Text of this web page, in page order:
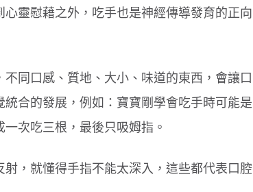
靈慰藉之外，吃手也是神經傳導發育的正向
同口感、質地、大小、味道的東西，會讓口
合的發展，例如：寶寶剛學會吃手時可能是
次吃三根，最後只吸姆指。
，就懂得手指不能太深入，這些都代表口腔